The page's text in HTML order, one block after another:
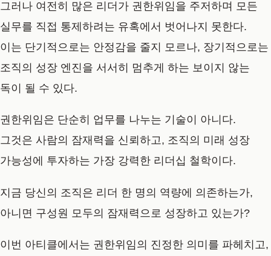
그러나 여전히 많은 리더가 권한위임을 주저하며 모든
실무를 직접 통제하려는 유혹에서 벗어나지 못한다.
이는 단기적으로는 안정감을 줄지 모르나, 장기적으로는
조직의 성장 엔진을 서서히 멈추게 하는 보이지 않는
독이 될 수 있다.
권한위임은 단순히 업무를 나누는 기술이 아니다.
그것은 사람의 잠재력을 신뢰하고, 조직의 미래 성장
가능성에 투자하는 가장 강력한 리더십 철학이다.
지금 당신의 조직은 리더 한 명의 역량에 의존하는가,
아니면 구성원 모두의 잠재력으로 성장하고 있는가?
이번 아티클에서는 권한위임의 진정한 의미를 파헤치고,